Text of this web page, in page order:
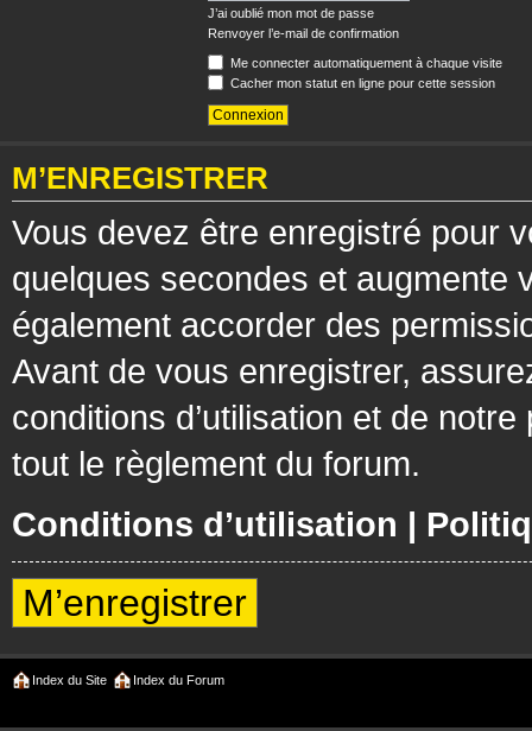
J’ai oublié mon mot de passe
Renvoyer l’e-mail de confirmation
Me connecter automatiquement à chaque visite
Cacher mon statut en ligne pour cette session
M’ENREGISTRER
Vous devez être enregistré pour
quelques secondes et augmente
également accorder des
Avant de vous enregistrer,
conditions d’utilisation et de
tout le règlement du forum.
Conditions d’utilisation |
M’enregistrer
Index du Site Index du Forum